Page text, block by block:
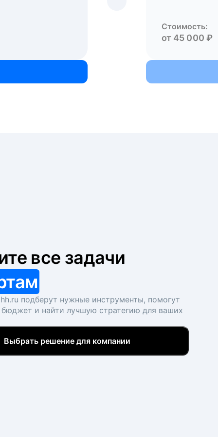
Стоимость:
от 45 000 ₽
все задачи
подберут нужные инструменты, помогут
бюджет и найти лучшую стратегию для ваших
Выбрать решение для компании